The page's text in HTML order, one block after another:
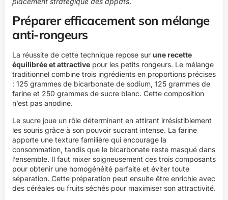
Préparer efficacement son mélange
anti-rongeurs
La réussite de cette technique repose sur une recette
équilibrée et attractive pour les petits rongeurs. Le mélange
traditionnel combine trois ingrédients en proportions précises
: 125 grammes de bicarbonate de sodium, 125 grammes de
farine et 250 grammes de sucre blanc. Cette composition
n’est pas anodine.
Le sucre joue un rôle déterminant en attirant irrésistiblement
les souris grâce à son pouvoir sucrant intense. La farine
apporte une texture familière qui encourage la
consommation, tandis que le bicarbonate reste masqué dans
l’ensemble. Il faut mixer soigneusement ces trois composants
pour obtenir une homogénéité parfaite et éviter toute
séparation. Cette préparation peut ensuite être enrichie avec
des céréales ou fruits séchés pour maximiser son attractivité.